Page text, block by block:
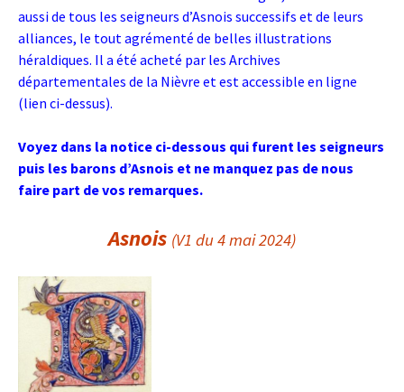
aussi de tous les seigneurs d’Asnois successifs et de leurs
alliances, le tout agrémenté de belles illustrations
héraldiques. Il a été acheté par les Archives
départementales de la Nièvre et est accessible en ligne
(lien ci-dessus).
Voyez dans la notice ci-dessous qui furent les seigneurs
puis les barons d’Asnois et ne manquez pas de nous
faire part de vos remarques.
Asnois (V1 du 4 mai 2024)